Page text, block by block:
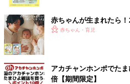
赤ちゃんが生まれたら！
赤ちゃん・育児
アカチャンホンポでた
倍【期間限定】